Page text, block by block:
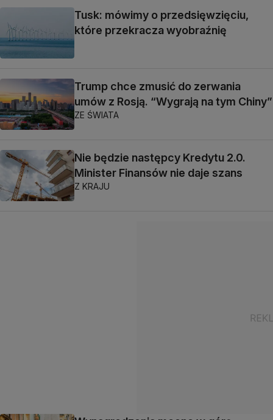
Tusk: mówimy o przedsięwzięciu,
które przekracza wyobraźnię
Trump chce zmusić do zerwania
umów z Rosją. “Wygrają na tym Chiny”
ZE ŚWIATA
Nie będzie następcy Kredytu 2.0.
Minister Finansów nie daje szans
Z KRAJU